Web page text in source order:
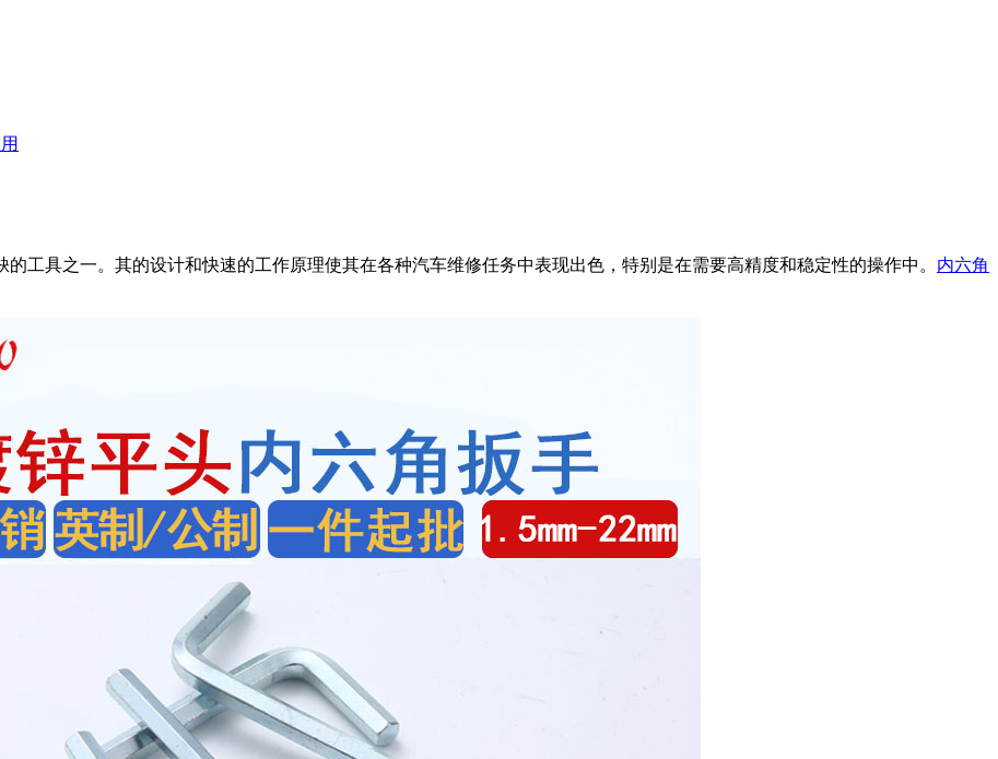
工具之一。其的设计和快速的工作原理使其在各种汽车维修任务中表现出色，特别是在需要高精度和稳定性的操作中。 内六角